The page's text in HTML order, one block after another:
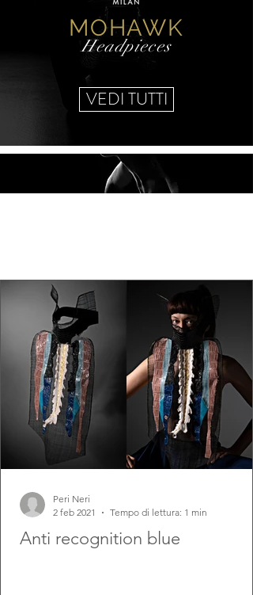
MOHAWK
Headpieces
VEDI TUTTI
Anti recognition blue
Peri Neri
2 feb 2021
Tempo di lettura: 1 min